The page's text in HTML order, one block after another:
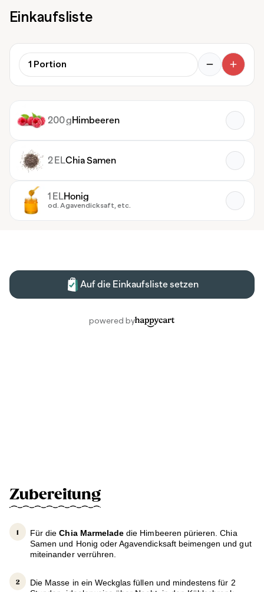
Zubereitung
Für dieChia Marmelade die Himbeeren pürieren. Chia
Samen und Honig oder Agavendicksaft beimengen und gut
miteinander verrühren.
Die Masse in ein Weckglas füllen und mindestens für 2